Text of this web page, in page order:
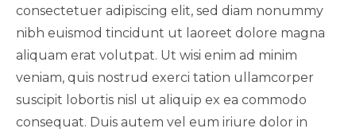
consectetuer adipiscing elit, sed diam nonummy
nibh euismod tincidunt ut laoreet dolore magna
aliquam erat volutpat. Ut wisi enim ad minim
veniam, quis nostrud exerci tation ullamcorper
suscipit lobortis nisl ut aliquip ex ea commodo
consequat. Duis autem vel eum iriure dolor in